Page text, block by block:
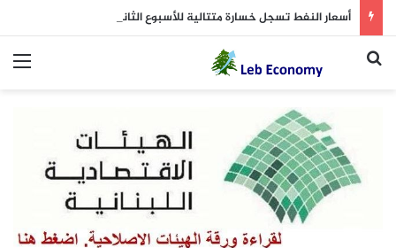
بحث عن